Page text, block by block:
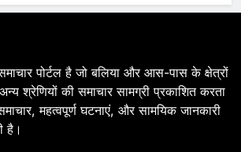
BALLIA NATIONAL
पोर्टल है जो बलिया और आस-पास के क्षेत्रों
श्रेणियों की समाचार सामग्री प्रकाशित करता
महत्वपूर्ण घटनाएं, और सामयिक जानकारी
है।